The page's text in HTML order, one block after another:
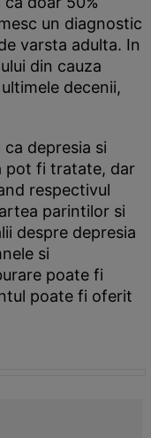
un diagnostic
varsta adulta. In
din cauza
decenii,
depresia si
pot fi tratate, dar
respectivul
parintilor si
despre depresia
si
poate fi
poate fi oferit